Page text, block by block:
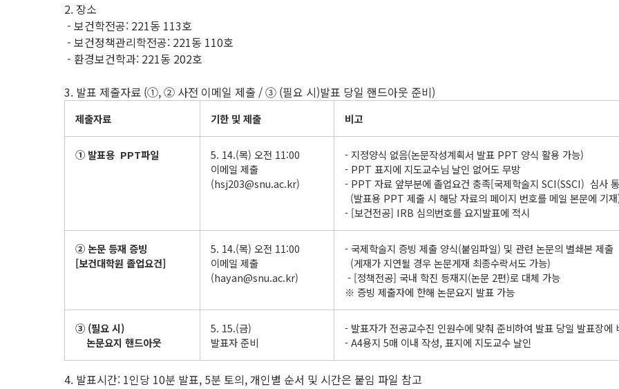
2. 장소
- 보건학전공: 221동 113호
- 보건정책관리학전공: 221동 110호
- 환경보건학과: 221동 202호
3. 발표 제출자료 (①, ② 사전 이메일 제출 / ③ (필요 시)발표 당일 핸드아웃 준비)
제출자료 기한 및 제출 비고
① 발표용 PPT파일
5. 14.(목) 오전 11:00
이메일 제출
(hsj203@snu.ac.kr)
- 지정양식 없음(논문작성계획서 발표 PPT 양식 활용 가능)
- PPT 표지에 지도교수님 날인 없어도 무방
- PPT 자료 앞부분에 졸업요건 충족[국제학술지 SCI(SSCI) 심사
(발표용 PPT 제출 시 해당 자료의 페이지 번호를 메일 본문에 기
- [보건전공] IRB 심의번호를 요지발표에 적시
② 논문 등재 증빙
[보건대학원 졸업요건]
5. 14.(목) 오전 11:00
이메일 제출
(hayan@snu.ac.kr)
- 국제학술지 증빙 제출 양식(붙임파일) 및 관련 논문의 별쇄본 제출
(게재가 지연될 경우 논문게재 최종수락서도 가능)
- [정책전공] 국내 학진 등재지(논문 2편)로 대체 가능
※ 증빙 제출자에 한해 논문요지 발표 가능
③ (필요 시)
논문요지 핸드아웃
5. 15.(금)
발표자 준비
- 발표자가 전공교수진 인원수에 맞춰 준비하여 발표 당일 발표장에
- A4용지 5매 이내 작성, 표지에 지도교수 날인
4. 발표시간: 1인당 10분 발표, 5분 토의, 개인별 순서 및 시간은 붙임 파일 참고